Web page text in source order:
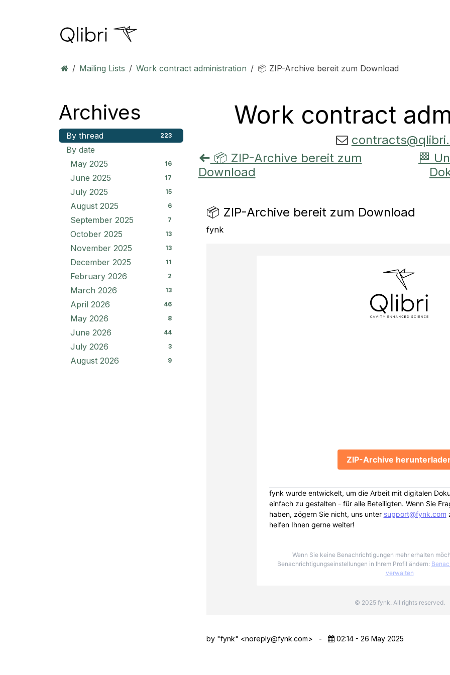
Mailing Lists Work contract administration 📦 ZIP-Archive bereit zum Download
Archives
By thread 223
By date
May 2025
16
June 2025 17
July 2025 15
August 2025 6
September 2025 7
October 2025 13
November 2025 13
December 2025 11
February 2026 2
March 2026 13
April 2026 46
May 2026 8
June 2026 44
July 2026 3
August 2026 9
Work contract
📦 ZIP-Archive bereit zum
Download
🏁
📦 ZIP-Archive bereit zum Download
fynk
ZIP-Archive
fynk wurde entwickelt, um die Arbeit mit digitalen
einfach zu gestalten - für alle Beteiligten. Wenn Sie
haben, zögern Sie nicht, uns unter support@fynk.com
helfen Ihnen gerne weiter!
Wenn Sie keine Benachrichtigungen mehr erhalten
Benachrichtigungseinstellungen in Ihrem Profil ändern:
verwalten
© 2025 fynk. All rights reserved.
by "fynk" <noreply@fynk.com> - 02:14 - 26 May 2025